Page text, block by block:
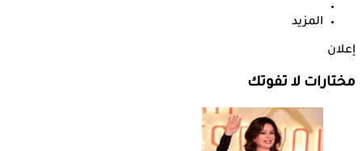
المزيد
إعلان
مختارات لا تفوتك